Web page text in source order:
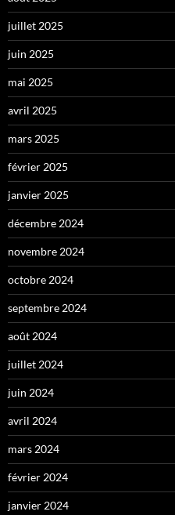
juillet 2025
juin 2025
mai 2025
avril 2025
mars 2025
février 2025
janvier 2025
décembre 2024
novembre 2024
octobre 2024
septembre 2024
août 2024
juillet 2024
juin 2024
avril 2024
mars 2024
février 2024
janvier 2024